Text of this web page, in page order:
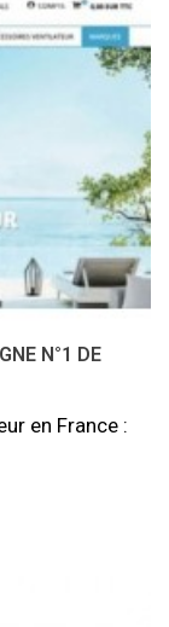
N°1 DE
en France :